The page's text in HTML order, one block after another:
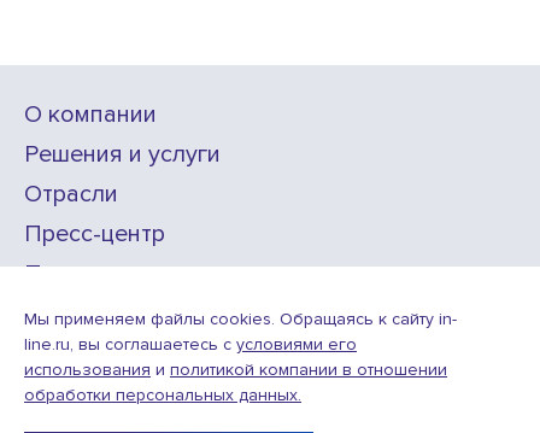
О компании
Решения и услуги
Отрасли
Пресс-центр
Проекты
Карьера
Условия использования веб-сайта
Мы применяем файлы cookies. Обращаясь к сайту in-
line.ru, вы соглашаетесь с условиями его
использования и политикой компании в отношении
обработки персональных данных.